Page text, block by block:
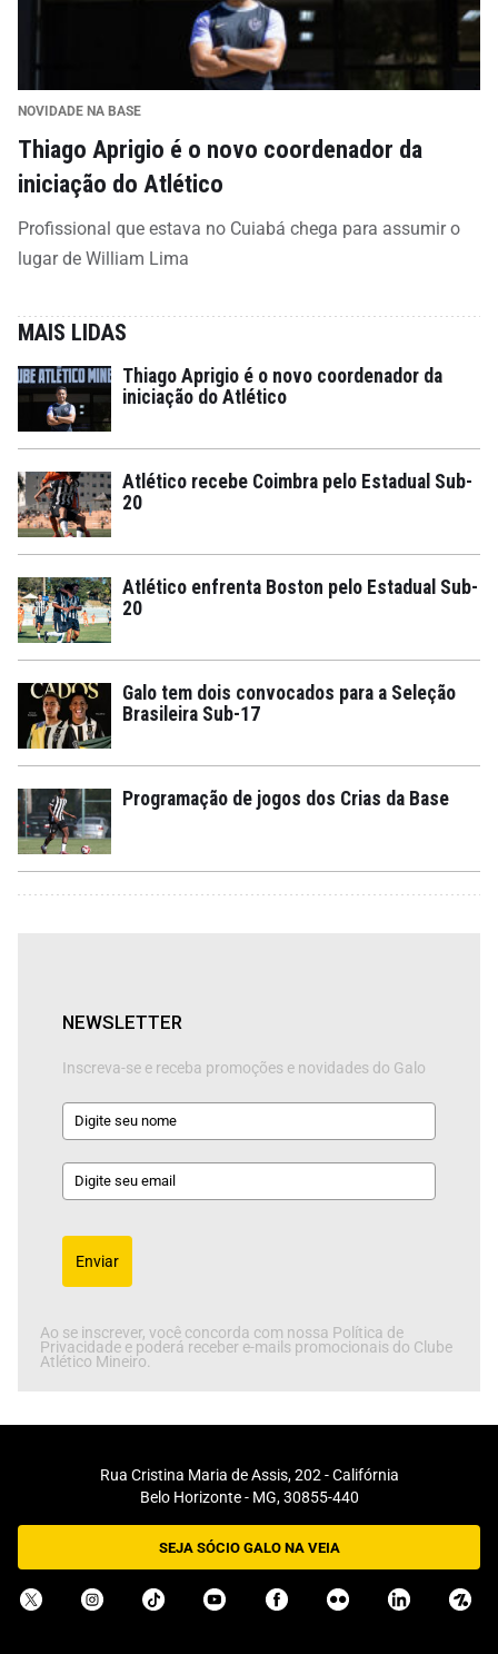
NOVIDADE NA BASE
Thiago Aprigio é o novo coordenador da
iniciação do Atlético
Profissional que estava no Cuiabá chega para assumir o
lugar de William Lima
MAIS LIDAS
Thiago Aprigio é o novo coordenador da
iniciação do Atlético
Atlético recebe Coimbra pelo Estadual Sub-
20
Atlético enfrenta Boston pelo Estadual Sub-
20
Galo tem dois convocados para a Seleção
Brasileira Sub-17
Programação de jogos dos Crias da Base
NEWSLETTER
Inscreva-se e receba promoções e novidades do Galo
Enviar
Ao se inscrever, você concorda com nossa Política de
Privacidade e poderá receber e-mails promocionais do Clube
Atlético Mineiro.
Rua Cristina Maria de Assis, 202 - Califórnia
Belo Horizonte - MG, 30855-440
SEJA SÓCIO GALO NA VEIA